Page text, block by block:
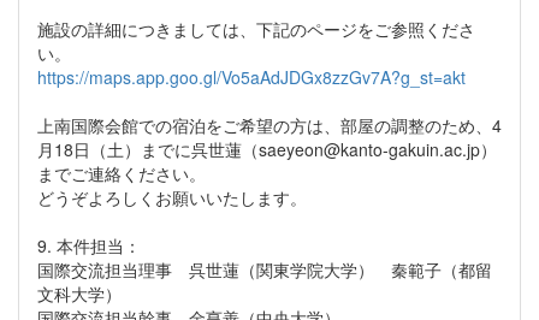
施設の詳細につきましては、下記のページをご参照くださ
い。
https://maps.app.goo.gl/Vo5aAdJDGx8zzGv7A?g_st=akt
上南国際会館での宿泊をご希望の方は、部屋の調整のため、4
月18日（土）までに呉世蓮（saeyeon@kanto-gakuin.ac.jp）
までご連絡ください。
どうぞよろしくお願いいたします。
9. 本件担当：
国際交流担当理事 呉世蓮（関東学院大学） 秦範子（都留
文科大学）